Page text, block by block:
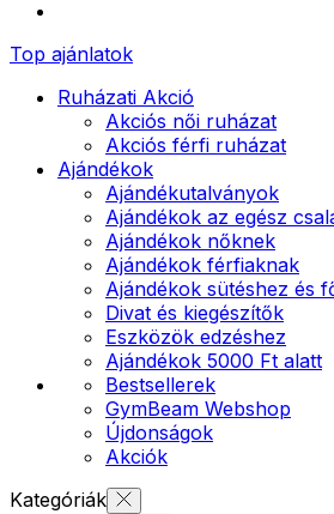
Top ajánlatok
Ruházati Akció
Akciós női ruházat
Akciós férfi ruházat
Ajándékok
Ajándékutalványok
Ajándékok az egész
Ajándékok nőknek
Ajándékok férfiaknak
Ajándékok sütéshez és
Divat és kiegészítők
Eszközök edzéshez
Ajándékok 5000 Ft alatt
Bestsellerek
GymBeam Webshop
Újdonságok
Akciók
Kategóriák